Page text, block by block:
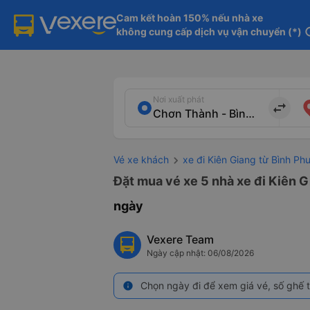
Cam kết hoàn 150% nếu nhà xe
không cung cấp dịch vụ vận chuyển (*)
Nơi xuất phát
import_export
Vé xe khách xe đi Kiên Giang từ Bình
Đặt mua vé xe 5 nhà xe đi Kiên
ngày
Vexere Team
Ngày cập nhật: 06/08/2026
info Chọn ngày đi để xem giá vé, số